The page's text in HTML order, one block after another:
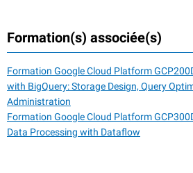
Formation(s) associée(s)
Formation Google Cloud Platform
with BigQuery: Storage Design, Query
Administration
Formation Google Cloud Platform
Data Processing with Dataflow